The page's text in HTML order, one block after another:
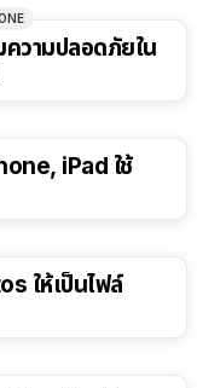
ความปลอดภัยใน
iPad ใช้
ให้เป็นไฟล์